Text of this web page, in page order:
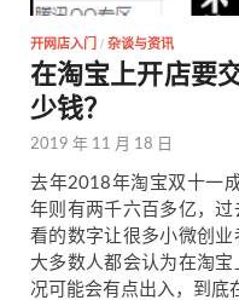
开网店入门 / 杂谈与资讯
在淘宝上开店要
少钱？
2019 年 11 月 18 日
去年2018年淘宝双十一
年则有两千六百多亿，
看的数字让很多小微创业
大多数人都会认为在淘
况可能会有点出入，到底